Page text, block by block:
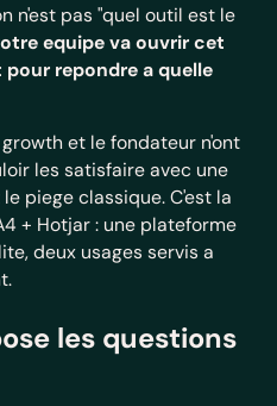
n'est pas "quel outil est le
equipe va ouvrir cet
repondre a quelle
et le fondateur n'ont
les satisfaire avec une
piege classique. C'est la
+ Hotjar : une plateforme
deux usages servis a
les questions